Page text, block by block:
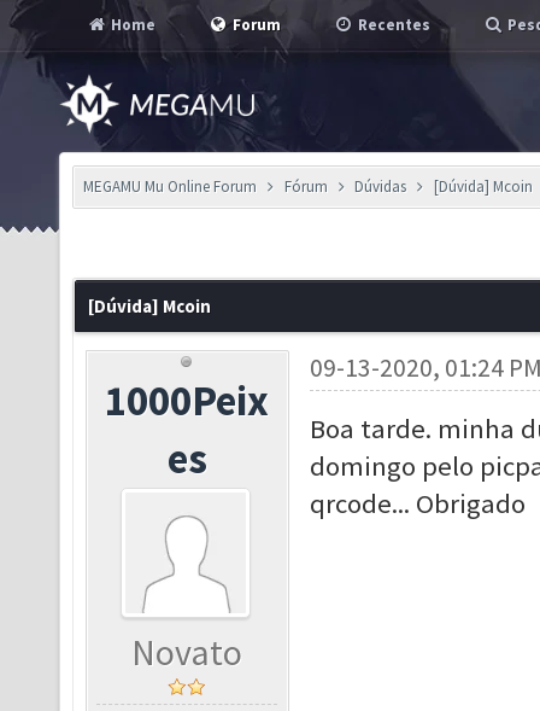
Home Forum Recentes
MEGAMU Mu Online Forum Fórum Dúvidas [Dúvida] Mcoin
[Dúvida] Mcoin
1000Peix
es
Novato
09-13-2020, 01:24
Boa tarde. minha
domingo pelo
qrcode... Obrigado